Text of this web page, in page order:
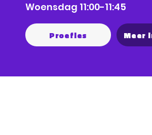
Woensdag 11:00-11:45
Proefles Meer